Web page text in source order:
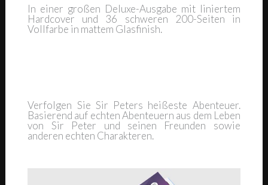
In einer großen Deluxe-Ausgabe mit liniertem
Hardcover und 36 schweren 200-Seiten in
Vollfarbe in mattem Glasfinish.
Verfolgen Sie Sir Peters heißeste Abenteuer.
Basierend auf echten Abenteuern aus dem Leben
von Sir Peter und seinen Freunden sowie
anderen echten Charakteren.